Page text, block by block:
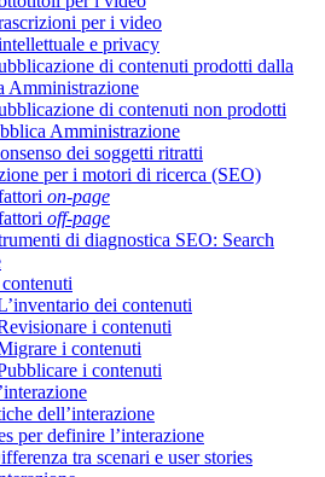
per i video
e privacy
di contenuti prodotti dalla
Amministrazione
di contenuti non prodotti
Amministrazione
dei soggetti ritratti
per i motori di ricerca (SEO)
on-page
off-page
di diagnostica SEO: Search
dei contenuti
i contenuti
i contenuti
i contenuti
dell’interazione
per definire l’interazione
tra scenari e user stories